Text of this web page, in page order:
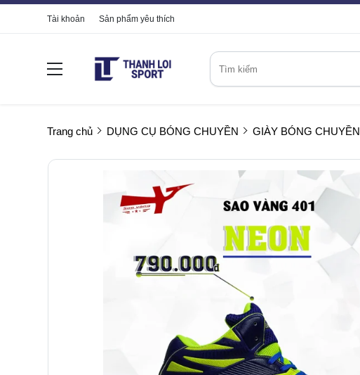
Tài khoản Sản phẩm yêu thích
Trang chủ DỤNG CỤ BÓNG CHUYỀN GIÀY BÓNG CHUYỀN